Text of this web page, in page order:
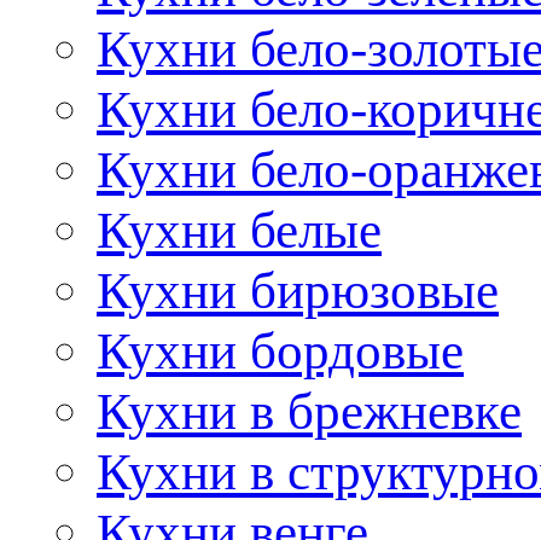
Кухни бело-
Кухни бело-
Кухни бело-
Кухни белые
Кухни бирюзовые
Кухни бордовые
Кухни в брежневке
Кухни в